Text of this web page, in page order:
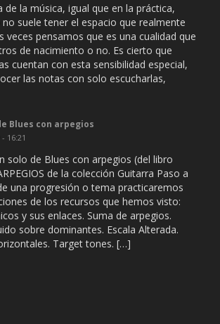
de la música, igual que en la práctica,
suele tener el espacio que realmente
veces pensamos que es una cualidad que
de nacimiento o no. Es cierto que
cuentan con esta sensibilidad especial,
las notas con solo escucharlas,
Blues con arpegios
16:21
solo de Blues con arpegios (del libro
de la colección Guitarra Paso a
una progresión o tema practicaremos
de los recursos que hemos visto:
y sus enlaces. Suma de arpegios.
sobre dominantes. Escala Alterada.
Target tones. […]